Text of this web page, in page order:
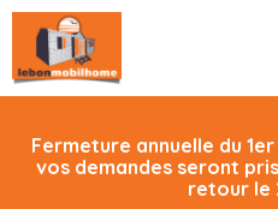
Fermeture annuelle du
vos demandes seront
retour le